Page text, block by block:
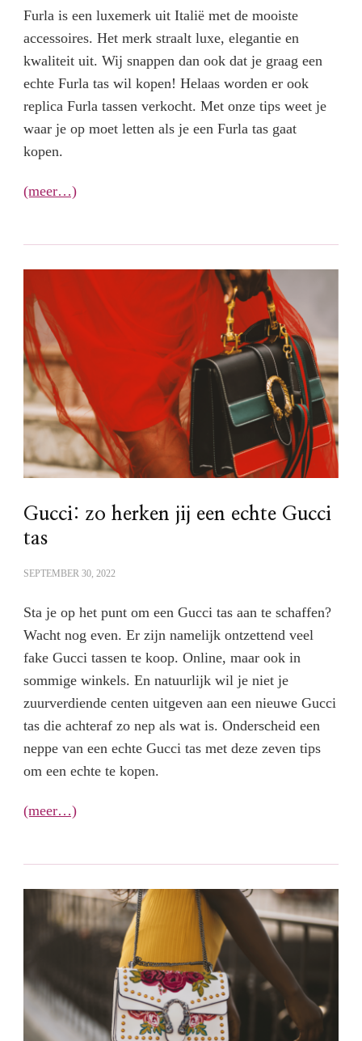
Furla is een luxemerk uit Italië met de mooiste
accessoires. Het merk straalt luxe, elegantie en
kwaliteit uit. Wij snappen dan ook dat je graag een
echte Furla tas wil kopen! Helaas worden er ook
replica Furla tassen verkocht. Met onze tips weet je
waar je op moet letten als je een Furla tas gaat
kopen.
(meer…)
Gucci: zo herken jij een echte Gucci
tas
SEPTEMBER 30, 2022
Sta je op het punt om een Gucci tas aan te schaffen?
Wacht nog even. Er zijn namelijk ontzettend veel
fake Gucci tassen te koop. Online, maar ook in
sommige winkels. En natuurlijk wil je niet je
zuurverdiende centen uitgeven aan een nieuwe Gucci
tas die achteraf zo nep als wat is. Onderscheid een
neppe van een echte Gucci tas met deze zeven tips
om een echte te kopen.
(meer…)